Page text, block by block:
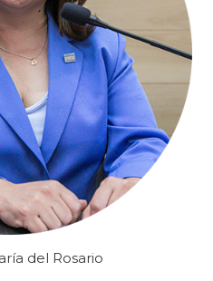
del Rosario